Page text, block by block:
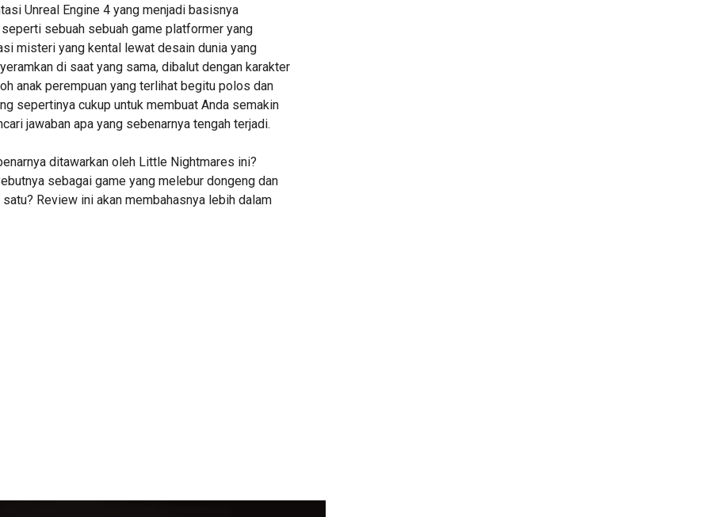
Unreal Engine 4 yang menjadi basisnya
sebuah sebuah game platformer yang
misteri yang kental lewat desain dunia yang
di saat yang sama, dibalut dengan karakter
anak perempuan yang terlihat begitu polos dan
sepertinya cukup untuk membuat Anda semakin
jawaban apa yang sebenarnya tengah terjadi.
ditawarkan oleh Little Nightmares ini?
sebagai game yang melebur dongeng dan
Review ini akan membahasnya lebih dalam